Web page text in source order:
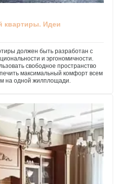
квартиры. Идеи
должен быть разработан с
и эргономичности.
свободное пространство
максимальный комфорт всем
на одной жилплощади.